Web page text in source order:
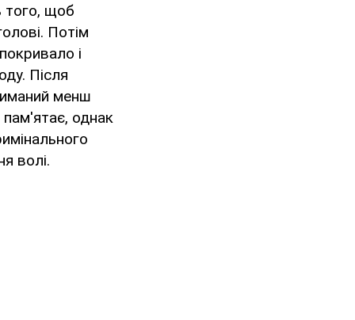
того, щоб
Потім
і
Після
менш
однак
волі.